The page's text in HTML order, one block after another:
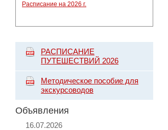
Расписание на 2026 г.
РАСПИСАНИЕ
ПУТЕШЕСТВИЙ 2026
Методическое пособие для
экскурсоводов
Объявления
16.07.2026